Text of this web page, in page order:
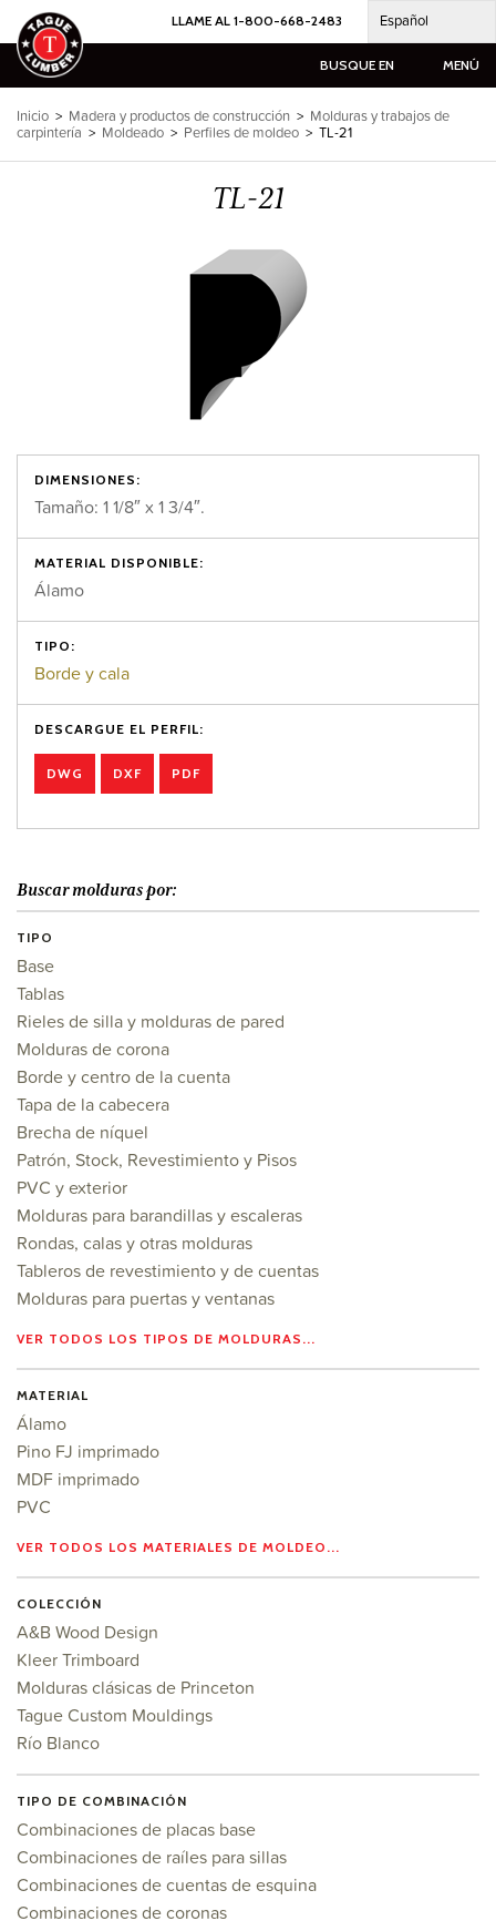
al
contenido
LLAME AL 1-800-668-2483 Español
BUSQUE EN MENÚ
Inicio > Madera y productos de construcción > Molduras y trabajos de
carpintería > Moldeado > Perfiles de moldeo > TL-21
TL-21
DIMENSIONES:
Tamaño: 1 1/8″ x 1 3/4″.
MATERIAL DISPONIBLE:
Álamo
TIPO:
Borde y cala
DESCARGUE EL PERFIL:
DWG DXF PDF
Buscar molduras por:
TIPO
Base
Tablas
Rieles de silla y molduras de pared
Molduras de corona
Borde y centro de la cuenta
Tapa de la cabecera
Brecha de níquel
Patrón, Stock, Revestimiento y Pisos
PVC y exterior
Molduras para barandillas y escaleras
Rondas, calas y otras molduras
Tableros de revestimiento y de cuentas
Molduras para puertas y ventanas
VER TODOS LOS TIPOS DE MOLDURAS...
MATERIAL
Álamo
Pino FJ imprimado
MDF imprimado
PVC
VER TODOS LOS MATERIALES DE MOLDEO...
COLECCIÓN
A&B Wood Design
Kleer Trimboard
Molduras clásicas de Princeton
Tague Custom Mouldings
Río Blanco
TIPO DE COMBINACIÓN
Combinaciones de placas base
Combinaciones de raíles para sillas
Combinaciones de cuentas de esquina
Combinaciones de coronas